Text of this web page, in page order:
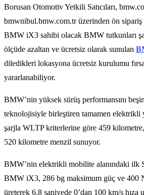
Borusan Otomotiv Yetkili Satıcıları,
bmwnibul.bmw.com.tr üzerinden ön sipariş
BMW iX3 sahibi olacak BMW tutkunları
ölçüde azaltan ve ücretsiz olarak sunulan
diledikleri lokasyona ücretsiz kurulumu
yararlanabiliyor.
BMW’nin yüksek sürüş performansını
teknolojisiyle birleştiren tamamen
şarjla WLTP kriterlerine göre 459
520 kilometre menzil sunuyor.
BMW’nin elektrikli mobilite alanındaki ilk
BMW iX3, 286 bg maksimum güç ve 400
üreterek 6.8 saniyede 0’dan 100 km/s